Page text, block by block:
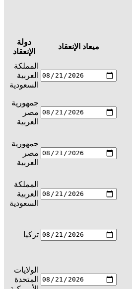
ميعاد الإنعقاد
دولة
الإنعقاد
المملكة
العربية
السعودية
جمهورية
مصر
العربية
جمهورية
مصر
العربية
المملكة
العربية
السعودية
تركيا
الولايات
المتحدة